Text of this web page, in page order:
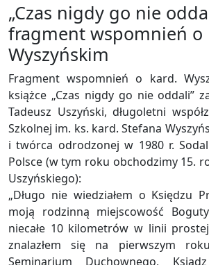
„Czas nigdy go nie
fragment wspomnień o
Wyszyńskim
Fragment wspomnień o kard.
książce „Czas nigdy go nie oddali”
Tadeusz Uszyński, długoletni
Szkolnej im. ks. kard. Stefana
i twórca odrodzonej w 1980 r.
Polsce (w tym roku obchodzimy 15.
Uszyńskiego):
„Długo nie wiedziałem o Księdzu
moją rodzinną miejscowość
niecałe 10 kilometrów w linii
znalazłem się na pierwszym
Seminarium Duchownego,